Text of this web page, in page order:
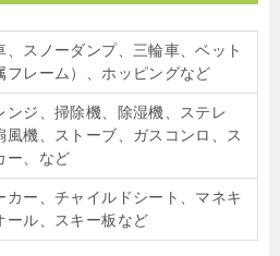
、スノーダンプ、三輪車、ベット
フレーム）、ホッピングなど
ンジ、掃除機、除湿機、ステレ
風機、ストーブ、ガスコンロ、ス
ー、など
カー、チャイルドシート、マネキ
ール、スキー板など